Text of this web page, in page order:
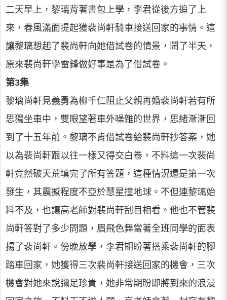
二天早上，黎璃背著書包上學，李君從後方追了上
來，春風滿面提起獲裴尚軒騎車接送回家的事情。這
讓黎璃想起了裴尚軒向她借試卷的情景，鬧了半天，
原來裴尚軒學雷鋒做好事是為了借試卷。
第3集
黎璃尚軒見義勇為柳千仁阻止父親再婚裴尚軒若有所
思獨坐車中，雙眼望著車外噪雜的世界，思緒漸漸回
到了十五年前。黎璃不肯借試卷給裴尚軒抄答案，她
以為裴尚軒跟以往一樣又得交白卷，不料這一次裴尚
軒竟然破天荒填完了所有答題，這種情況還是第一次
發生，其震撼程度不亞於慧星撞地球。不但連黎璃始
料不及，也讓高老師對裴尚軒刮目相看。他也不管裴
尚軒答對了多少問題，眉飛色舞當著全班同學的面表
揚了裴尚軒。傍晚放學，李君期盼著搭乘裴尚軒的腳
踏車回家，她獲得三次裴尚軒接送回家的機會，三次
機會對她來說彌足珍貴，她非常期盼即將到來的浪漫